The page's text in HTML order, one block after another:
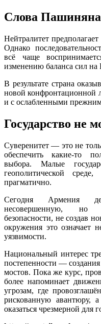
Слова Пашиняна
Нейтралитет
Однако
всё чаще
изменению баланса сил
В результате страна
новой конфронтационной
и с ослабленными
Государство не
Суверенитет — это не
обеспечить какие-то
выбора. Малые
геополитической
прагматично.
Сегодня Армения
несовершенную, но
безопасности, не создав
окружения это означает
уязвимости.
Национальный интерес
постепенности —
мостов. Пока же курс,
более напоминает
угрозам, где
рискованную авантюру,
оказаться чрезмерной для